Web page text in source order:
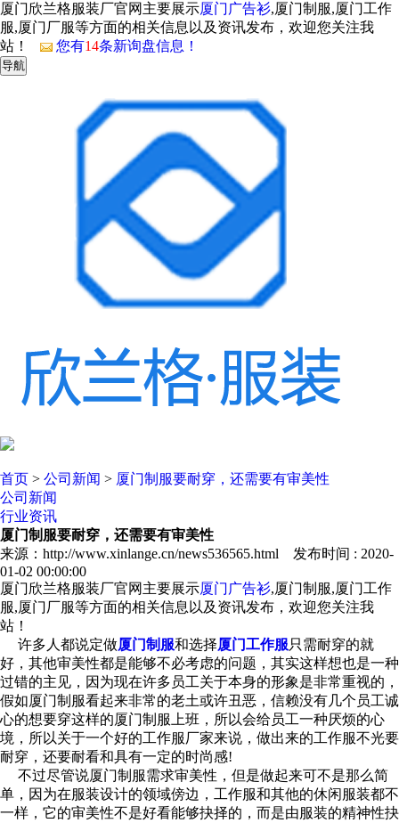
厦门欣兰格服装厂官网主要展示厦门广告衫,厦门制服,厦门工作
服,厦门厂服等方面的相关信息以及资讯发布，欢迎您关注我
站！
您有14条新询盘信息！
导航
首页 > 公司新闻 > 厦门制服要耐穿，还需要有审美性
公司新闻
行业资讯
厦门制服要耐穿，还需要有审美性
来源：http://www.xinlange.cn/news536565.html 发布时间 : 2020-
01-02 00:00:00
厦门欣兰格服装厂官网主要展示厦门广告衫,厦门制服,厦门工作
服,厦门厂服等方面的相关信息以及资讯发布，欢迎您关注我
站！
许多人都说定做厦门制服和选择厦门工作服只需耐穿的就
好，其他审美性都是能够不必考虑的问题，其实这样想也是一种
过错的主见，因为现在许多员工关于本身的形象是非常重视的，
假如厦门制服看起来非常的老土或许丑恶，信赖没有几个员工诚
心的想要穿这样的厦门制服上班，所以会给员工一种厌烦的心
境，所以关于一个好的工作服厂家来说，做出来的工作服不光要
耐穿，还要耐看和具有一定的时尚感!
不过尽管说厦门制服需求审美性，但是做起来可不是那么简
单，因为在服装设计的领域傍边，工作服和其他的休闲服装都不
一样，它的审美性不是好看能够抉择的，而是由服装的精神性抉